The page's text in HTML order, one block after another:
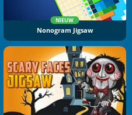
NIEUW
Nonogram Jigsaw